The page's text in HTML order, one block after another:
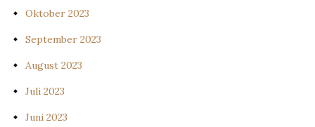
Oktober 2023
September 2023
August 2023
Juli 2023
Juni 2023